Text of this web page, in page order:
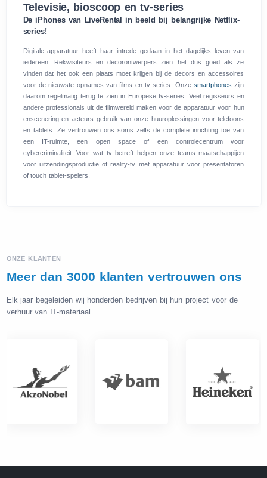
Televisie, bioscoop en tv-series
De iPhones van LiveRental in beeld bij belangrijke Netflix-
series!
Digitale apparatuur heeft haar intrede gedaan in het dagelijks leven van
iedereen. Rekwisiteurs en decorontwerpers zien het dus goed als ze
vinden dat het ook een plaats moet krijgen bij de decors en accessoires
voor de nieuwste opnames van films en tv-series. Onzesmartphones zijn
daarom regelmatig terug te zien in Europese tv-series. Veel regisseurs en
andere professionals uit de filmwereld maken voor de apparatuur voor hun
enscenering en acteurs gebruik van onze huuroplossingen voor telefoons
en tablets. Ze vertrouwen ons soms zelfs de complete inrichting toe van
een IT-ruimte, een open space of een controlecentrum voor
cybercriminaliteit. Voor wat tv betreft helpen onze teams maatschappijen
voor uitzendingsproductie of reality-tv met apparatuur voor presentatoren
of touch tablet-spelers.
ONZE KLANTEN
Meer dan 3000 klanten vertrouwen ons
Elk jaar begeleiden wij honderden bedrijven bij hun project voor de
verhuur van IT-materiaal.